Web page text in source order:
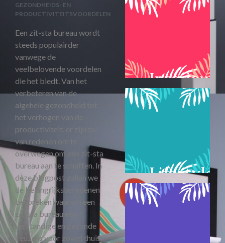
GEZONDHEIDS- EN
PRODUCTIVITEITSVOORDELEN
Een zit-sta bureau wordt
steeds populairder
vanwege de
veelbelovende voordelen
die het biedt. Van het
verbeteren van de
algehele gezondheid tot
het verhogen van de
productiviteit, er zijn tal
van redenen om te
overwegen om een zit-sta
bureau aan te schaffen. In
deze blogpost zullen we
de belangrijkste redenen
bespreken waarom een
zit-sta bureau een
verstandige en gezonde
keuze is voor zowel thuis-
Interieur
Lifestyle